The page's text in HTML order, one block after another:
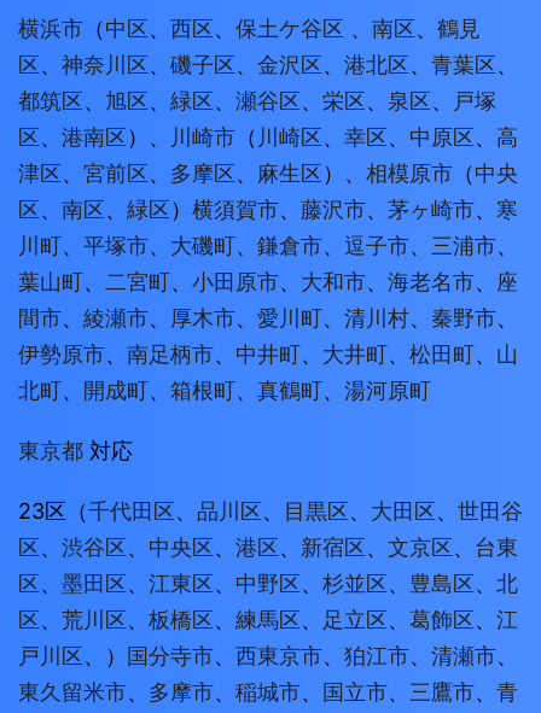
横浜市 （中区、 西区、 保土ケ谷区 、 南区、 鶴見
区、 神奈川区、 磯子区、 金沢区、 港北区、 青葉区、
都筑区、 旭区、 緑区、 瀬谷区、 栄区、 泉区、
戸塚
区、 港南区）、 川崎市 （ 川崎区、 幸区、 中原区、 高
津区、 宮前区、 多摩区、 麻生区）、 相模原市 （中央
区、 南区、 緑区） 横須賀市、 藤沢市、 茅ヶ崎市、 寒
川町、 平塚市、 大磯町、 鎌倉市、 逗子市、 三浦市、
葉山町、 二宮町、 小田原市、 大和市、 海老名市、 座
間市、 綾瀬市、 厚木市、 愛川町、 清川村、 秦野市、
伊勢原市、 南足柄市、 中井町、 大井町、 松田町、 山
北町、 開成町、 箱根町、 真鶴町、 湯河原町
東京都 対応
23区（千代田区、 品川区、 目黒区、 大田区、 世田谷
区、 渋谷区、 中央区、 港区、 新宿区、 文京区、 台東
区、 墨田区、 江東区、 中野区、 杉並区、 豊島区、 北
区、 荒川区、 板橋区、 練馬区、 足立区、 葛飾区、 江
戸川区、） 国分寺市、 西東京市、 狛江市、 清瀬市、
東久留米市、 多摩市、 稲城市、 国立市、 三鷹市、 青